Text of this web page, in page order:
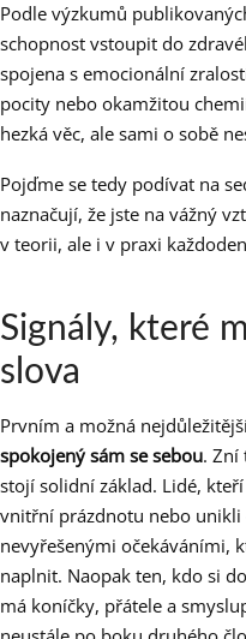
Podle výzkumů
schopnost vstoupit do
spojena s emocionální
pocity nebo okamžitou
hezká věc, ale sami o sobě
Pojďme se tedy podívat na
naznačují, že jste na vážný
v teorii, ale i v praxi
Signály, které
slova
Prvním a možná
spokojený sám se sebou. Zní
stojí solidní základ. Lidé,
vnitřní prázdnotu nebo
nevyřešenými očekáváními,
naplnit. Naopak ten, kdo si
má koníčky, přátele a